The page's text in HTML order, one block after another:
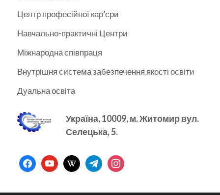
Центр професійної кар’єри
Навчально-практичні Центри
Міжнародна співпраця
Внутрішня система забезпечення якості освіти
Дуальна освіта
Україна, 10009, м.Житомир вул.
Селецька, 5.
facebookyoutubewikipediatelegraminstagram